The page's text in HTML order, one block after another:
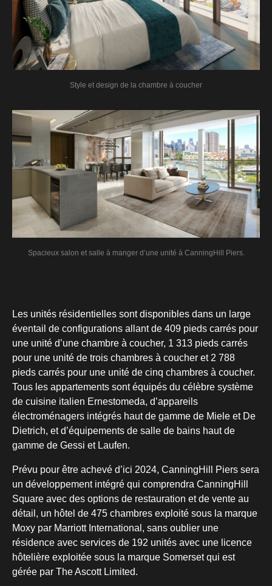
Style et design de la chambre à coucher
Spacieux salon et salle à manger d’une unité à CanningHill Piers.
Les unités résidentielles sont disponibles dans un large
éventail de configurations allant de 409 pieds carrés pour
une unité d’une chambre à coucher, 1 313 pieds carrés
pour une unité de trois chambres à coucher et 2 788
pieds carrés pour une unité de cinq chambres à coucher.
Tous les appartements sont équipés du célèbre système
de cuisine italien Ernestomeda, d’appareils
électroménagers intégrés haut de gamme de Miele et De
Dietrich, et d’équipements de salle de bains haut de
gamme de Gessi et Laufen.
Prévu pour être achevé d’ici 2024, CanningHill Piers sera
un développement intégré qui comprendra CanningHill
Square avec des options de restauration et de vente au
détail, un hôtel de 475 chambres exploité sous la marque
Moxy par Marriott International, sans oublier une
résidence avec services de 192 unités avec une licence
hôtelière exploitée sous la marque Somerset qui est
gérée par The Ascott Limited.